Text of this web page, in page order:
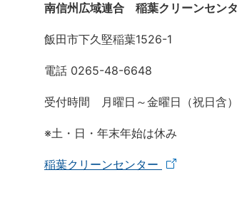
南信州広域連合 稲葉クリーンセン
飯田市下久堅稲葉1526-1
電話 0265-48-6648
受付時間 月曜日～金曜日（祝日含
※土・日・年末年始は休み
稲葉クリーンセンター